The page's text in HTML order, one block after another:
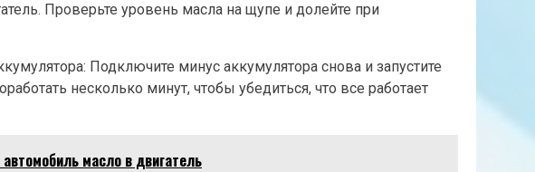
Проверьте уровень масла на щупе и долейте при
Подключите минус аккумулятора снова и запустите
несколько минут, чтобы убедиться, что все работает
масло в двигатель